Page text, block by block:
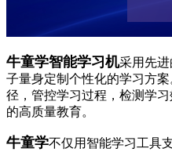
牛童学智能学习机采用先
子量身定制个性化的学习方
径，管控学习过程，检测学
的高质量教育。
牛童学不仅用智能学习工具